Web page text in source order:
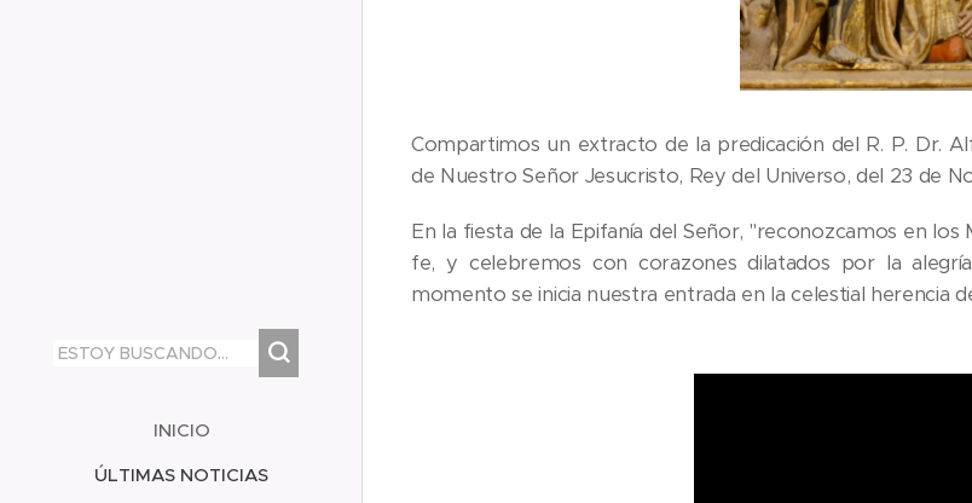
INICIO
ÚLTIMAS NOTICIAS
Compartimos un extracto de la predicación del R. P. Dr.
de Nuestro Señor Jesucristo, Rey del Universo, del 23 de
En la fiesta de la Epifanía del Señor, "reconozcamos en
fe, y celebremos con corazones dilatados por la
momento se inicia nuestra entrada en la celestial herencia